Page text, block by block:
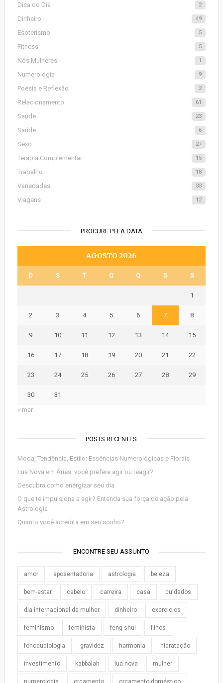
Dica do Dia 2
Dinheiro 49
Esoterismo 5
Fitness 5
Nós Mulheres 1
Numerologia 9
Poesia e Reflexão 2
Relacionamento 61
Saúde 23
Saúde 6
Sexo 27
Terapia Complementar 15
Trabalho 18
Variedades 33
Viagens 12
PROCURE PELA DATA
AGOSTO 2026
D S T Q Q S S
1
2 3 4 5 6 7 8
9 10 11 12 13 14 15
16 17 18 19 20 21 22
23 24 25 26 27 28 29
30
31
« mar
POSTS RECENTES
Moda, Tendência, Estilo: Essências Numerológicas e Florais
Lua Nova em Áries: você prefere agir ou reagir?
Descubra como energizar seu dia
O que te impulsiona a agir? Entenda sua força de ação pela
Astrologia
Quanto você acredita em seu sonho?
ENCONTRE SEU ASSUNTO
amor aposentadoria astrologia beleza
bem-estar cabelo carreira casa cuidados
dia internacional da mulher dinheiro exercicios
feminismo feminista feng shui filhos
fonoaudiologia gravidez harmonia hidratação
investimento kabbalah lua nova mulher
numerologia orçamento orçamento doméstico